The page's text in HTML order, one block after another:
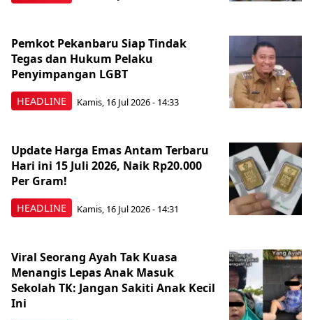
HEADLINE
Pemkot Pekanbaru Siap Tindak
Tegas dan Hukum Pelaku
Penyimpangan LGBT
Kamis, 16 Jul 2026 - 14:33
HEADLINE
Update Harga Emas Antam Terbaru
Hari ini 15 Juli 2026, Naik Rp20.000
Per Gram!
Kamis, 16 Jul 2026 - 14:31
Viral Seorang Ayah Tak Kuasa
Menangis Lepas Anak Masuk
Sekolah TK: Jangan Sakiti Anak Kecil
Ini